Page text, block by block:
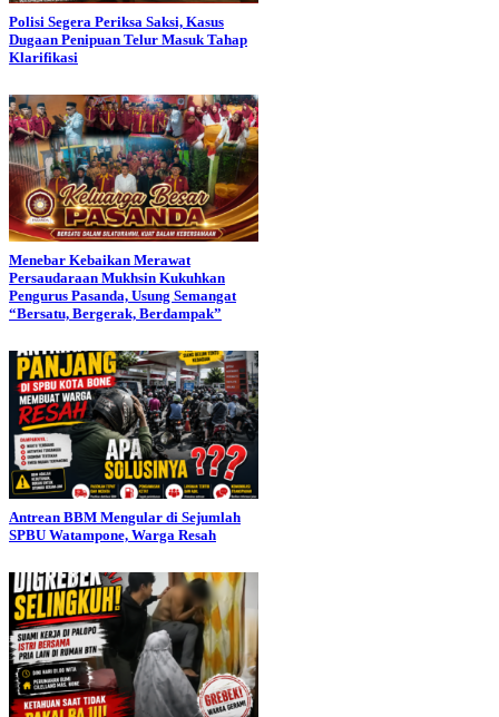
Polisi Segera Periksa Saksi, Kasus
Dugaan Penipuan Telur Masuk Tahap
Klarifikasi
Menebar Kebaikan Merawat
Persaudaraan Mukhsin Kukuhkan
Pengurus Pasanda, Usung Semangat
“Bersatu, Bergerak, Berdampak”
Antrean BBM Mengular di Sejumlah
SPBU Watampone, Warga Resah